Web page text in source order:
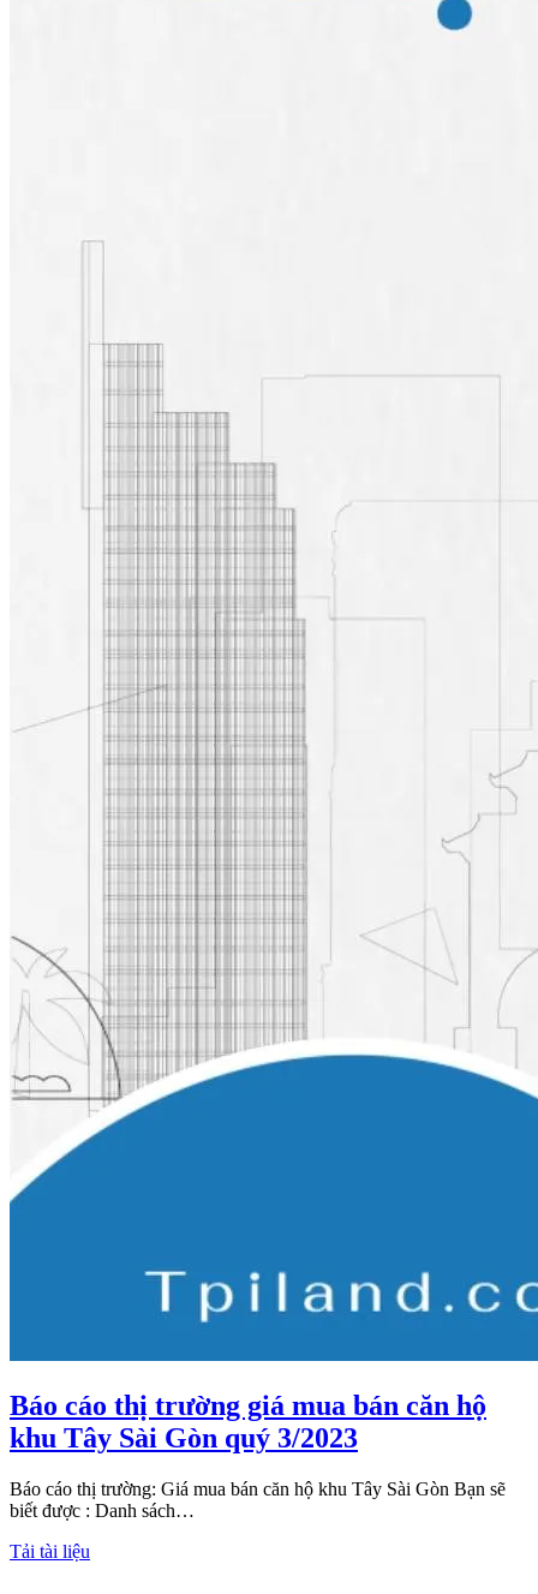
Báo cáo thị trường giá mua bán căn hộ
khu Tây Sài Gòn quý 3/2023
Báo cáo thị trường: Giá mua bán căn hộ khu Tây Sài Gòn Bạn sẽ
biết được : Danh sách…
Tải tài liệu